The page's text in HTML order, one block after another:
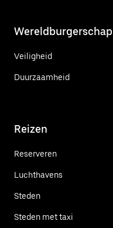
Wereldburgerschap
Veiligheid
Duurzaamheid
Reizen
Reserveren
Luchthavens
Steden
Steden met taxi